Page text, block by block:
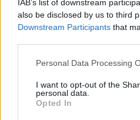
IAB’s list of downstream
also be disclosed by us to third
Downstream Participants that
Personal Data Processing
I want to opt-out of the
personal data.
Opted In
παπούτσι. Ολα
εξεταστούν
εργαστήρια της
Εγκληματολογικών
προκειμένου να